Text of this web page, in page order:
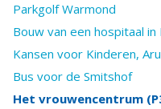
Parkgolf Warmond
Bouw van een hospitaal in
Kansen voor Kinderen,
Bus voor de Smitshof
Het vrouwencentrum